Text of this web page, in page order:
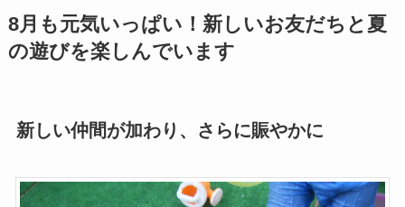
8月も元気いっぱい！新しいお友だちと夏
の遊びを楽しんでいます
新しい仲間が加わり、さらに賑やかに